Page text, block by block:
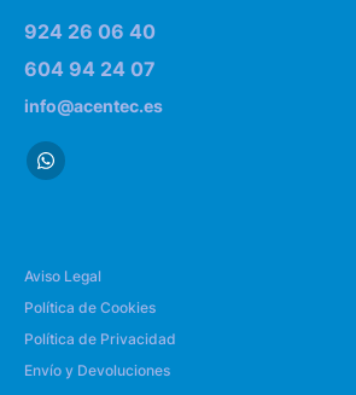
924 26 06 40
604 94 24 07
info@acentec.es
Aviso Legal
Política de Cookies
Política de Privacidad
Envío y Devoluciones